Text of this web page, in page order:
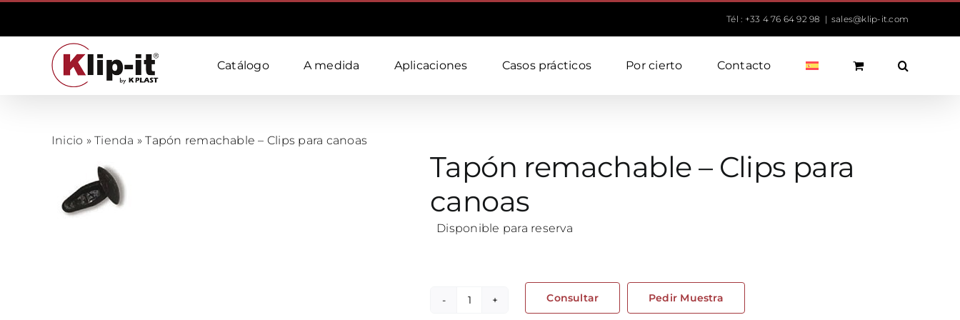
Tél : +33 4 76 64 92 98 | sales@klip-it.com
Catálogo A medida Aplicaciones Casos prácticos Por cierto Contacto
Inicio »Tienda »Tapón remachable – Clips para canoas
Tapón remachable – Clips para
canoas
Disponible para reserva
Consultar Pedir Muestra